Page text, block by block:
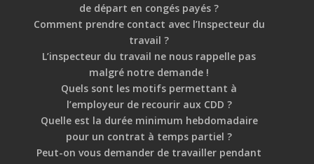
de départ en congés payés ?
Comment prendre contact avec l’Inspecteur du
travail ?
L’inspecteur du travail ne nous rappelle pas
malgré notre demande !
Quels sont les motifs permettant à
l’employeur de recourir aux CDD ?
Quelle est la durée minimum hebdomadaire
pour un contrat à temps partiel ?
Peut-on vous demander de travailler pendant